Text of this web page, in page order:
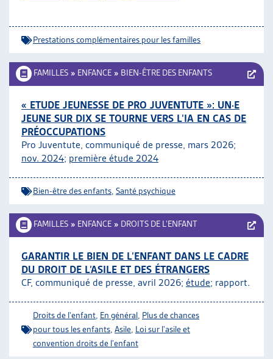
Prestations complémentaires pour les familles
FAMILLES » ENFANCE » BIEN-ÊTRE DES ENFANTS
« ETUDE JEUNESSE DE PRO JUVENTUTE »: UN·E
JEUNE SUR DIX SE TOURNE VERS L’IA EN CAS DE
PRÉOCCUPATIONS
Pro Juventute, communiqué de presse, mars 2026;
nov. 2024; première étude 2024
Bien-être des enfants Santé psychique
FAMILLES » ENFANCE » DROITS DE L’ENFANT
GARANTIR LE BIEN DE L’ENFANT DANS LE CADRE
DU DROIT DE L’ASILE ET DES ÉTRANGERS
CF, communiqué de presse, avril 2026; étude; rapport.
Droits de l'enfant En général Plus de chances
pour tous les enfants Asile Loi sur l'asile et
convention droits de l'enfant